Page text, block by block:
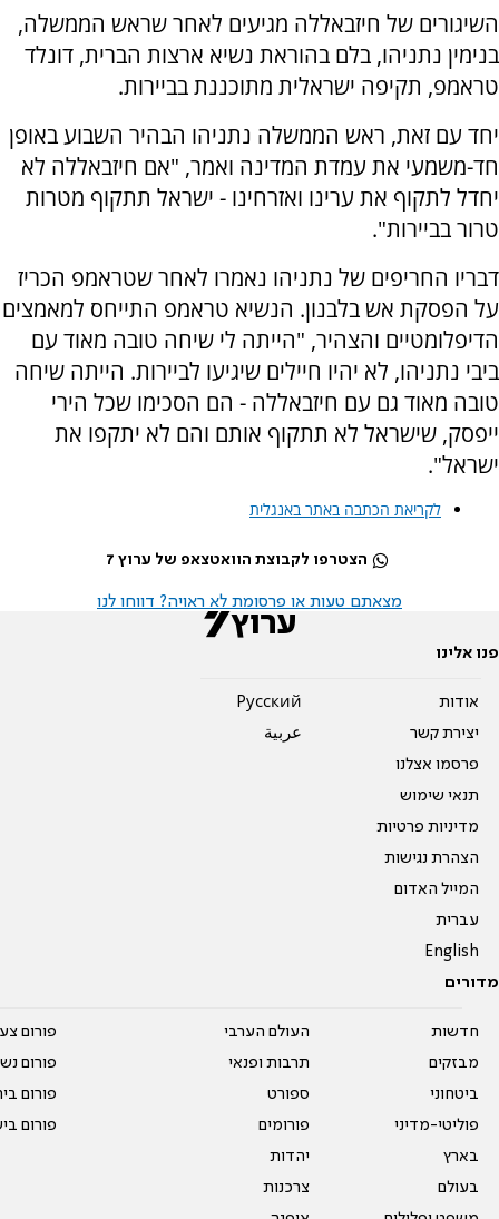
השיגורים של חיזבאללה מגיעים לאחר שראש הממשלה,
בנימין נתניהו, בלם בהוראת נשיא ארצות הברית, דונלד
טראמפ, תקיפה ישראלית מתוכננת בביירות.
יחד עם זאת, ראש הממשלה נתניהו הבהיר השבוע באופן
חד-משמעי את עמדת המדינה ואמר, "אם חיזבאללה לא
יחדל לתקוף את ערינו ואזרחינו - ישראל תתקוף מטרות
טרור בביירות".
דבריו החריפים של נתניהו נאמרו לאחר שטראמפ הכריז
על הפסקת אש בלבנון. הנשיא טראמפ התייחס למאמצים
הדיפלומטיים והצהיר, "הייתה לי שיחה טובה מאוד עם
ביבי נתניהו, לא יהיו חיילים שיגיעו לביירות. הייתה שיחה
טובה מאוד גם עם חיזבאללה - הם הסכימו שכל הירי
ייפסק, שישראל לא תתקוף אותם והם לא יתקפו את
ישראל".
לקריאת הכתבה באתר באנגלית
הצטרפו לקבוצת הוואטצאפ של ערוץ 7
מצאתם טעות או פרסומת לא ראויה? דווחו לנו
פנו אלינו
אודות
יצירת קשר
פרסמו אצלנו
תנאי שימוש
מדיניות פרטיות
הצהרת נגישות
המייל האדום
עברית
English
Pусский
عربية
מדורים
חדשות
מבזקים
ביטחוני
פוליטי-מדיני
בארץ
בעולם
העולם הערבי
תרבות ופנאי
ספורט
פורומים
יהדות
צרכנות
פורום
פורום
פורום
פורום